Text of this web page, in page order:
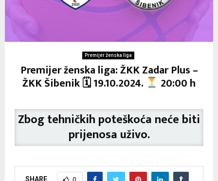
Premijer ženska liga
Premijer ženska liga: ŽKK Zadar Plus –
ŽKK Šibenik 🗓 19.10.2024. 20:00 h
Zbog tehničkih poteškoća neće biti
prijenosa uživo.
SHARE